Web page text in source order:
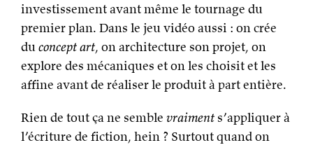
investissement avant même le tournage du
premier plan. Dans le jeu vidéo aussi : on crée
duconcept art, on architecture son projet, on
explore des mécaniques et on les choisit et les
affine avant de réaliser le produit à part entière.
Rien de tout ça ne semble vraiment s’appliquer à
l’écriture de fiction, hein ? Surtout quand on